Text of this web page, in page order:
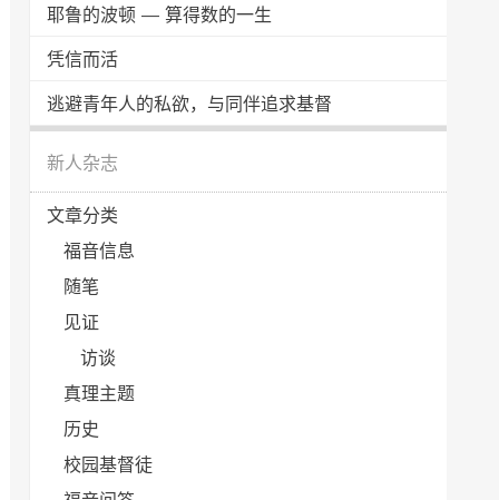
耶鲁的波顿 — 算得数的一生
凭信而活
逃避青年人的私欲，与同伴追求基督
新人杂志
文章分类
福音信息
随笔
见证
访谈
真理主题
历史
校园基督徒